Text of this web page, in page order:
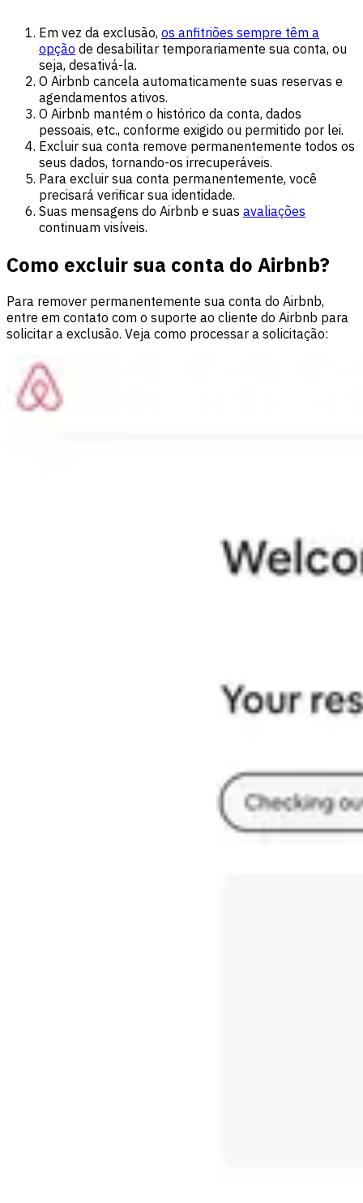
Em vez da exclusão, os anfitriões sempre têm a
opção de desabilitar temporariamente sua conta, ou
seja, desativá-la.
O Airbnb cancela automaticamente suas reservas e
agendamentos ativos.
O Airbnb mantém o histórico da conta, dados
pessoais, etc., conforme exigido ou permitido por lei.
Excluir sua conta remove permanentemente todos os
seus dados, tornando-os irrecuperáveis.
Para excluir sua conta permanentemente, você
precisará verificar sua identidade.
Suas mensagens do Airbnb e suas avaliações
continuam visíveis.
Como excluir sua conta do Airbnb?
Para remover permanentemente sua conta do Airbnb,
entre em contato com o suporte ao cliente do Airbnb para
solicitar a exclusão. Veja como processar a solicitação: